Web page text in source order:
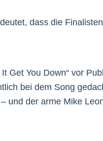
dass die
Get You Down“ vor
bei dem Song
und der arme Mike